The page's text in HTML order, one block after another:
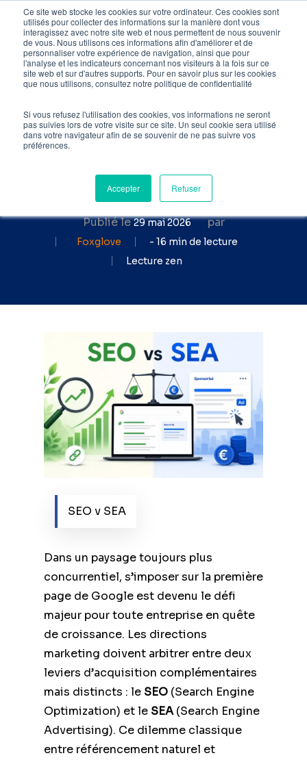
Ce site web stocke les cookies sur votre ordinateur. Ces cookies sont
utilisés pour collecter des informations sur la manière dont vous
interagissez avec notre site web et nous permettent de nous souvenir
de vous. Nous utilisons ces informations afin d'améliorer et de
personnaliser votre expérience de navigation, ainsi que pour
l'analyse et les indicateurs concernant nos visiteurs à la fois sur ce
site web et sur d'autres supports. Pour en savoir plus sur les cookies
que nous utilisons, consultez notre politique de confidentialité
Si vous refusez l'utilisation des cookies, vos informations ne seront
pas suivies lors de votre visite sur ce site. Un seul cookie sera utilisé
dans votre navigateur afin de se souvenir de ne pas suivre vos
préférences.
Accepter Refuser
main
content
Accueil» Blog SEO» SEO
Avantages et inconvénients
SEO et SEA : quelle
inconvénients
Publié le29 mai 2026 par
Foxglove
- 16 min de lecture
Lecture zen
SEO v SEA
Dans un paysage toujours plus
concurrentiel, s’imposer sur la première
page de Google est devenu le défi
majeur pour toute entreprise en quête
de croissance. Les directions
marketing doivent arbitrer entre deux
leviers d’acquisition complémentaires
mais distincts : le SEO (Search Engine
Optimization) et le SEA(Search Engine
Advertising). Ce dilemme classique
entre référencement naturel et